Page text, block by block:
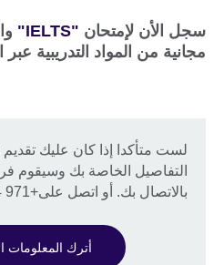
سجل الأن لإمتحان "IELTS"
مجانية من المواد التدريبية عبر
التفاصيل الخاصة بك وسيقوم
بالاتصال بك. أو اتصل على+971 4 313 5519
أترك المعلومات